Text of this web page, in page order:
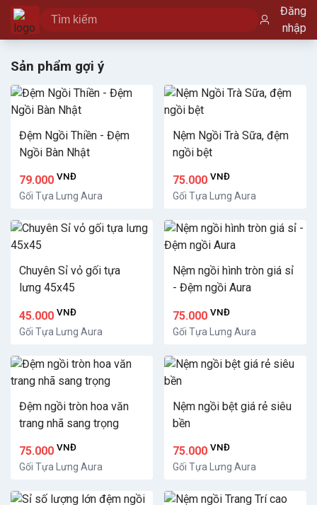
Đăng
nhập
Sản phẩm gợi ý
Đệm Ngồi Thiền - Đệm
Ngồi Bàn Nhật
79.000 VNĐ
Gối Tựa Lưng Aura
Nệm Ngồi Trà Sữa, đệm
ngồi bệt
75.000 VNĐ
Gối Tựa Lưng Aura
Chuyên Sỉ vỏ gối tựa
lưng 45x45
45.000 VNĐ
Gối Tựa Lưng Aura
Nệm ngồi hình tròn giá sỉ
- Đệm ngồi Aura
75.000 VNĐ
Gối Tựa Lưng Aura
Đệm ngồi tròn hoa văn
trang nhã sang trọng
75.000 VNĐ
Gối Tựa Lưng Aura
Nệm ngồi bệt giá rẻ siêu
bền
75.000 VNĐ
Gối Tựa Lưng Aura